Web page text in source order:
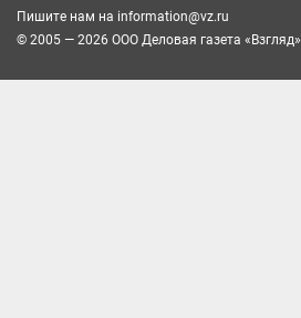
Пишите нам на information@vz.ru
© 2005 — 2026 ООО Деловая газета «Взгляд»